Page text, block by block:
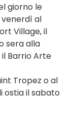
giorno le
al
Village, il
sera alla
Barrio Arte
Tropez o al
ostia il sabato